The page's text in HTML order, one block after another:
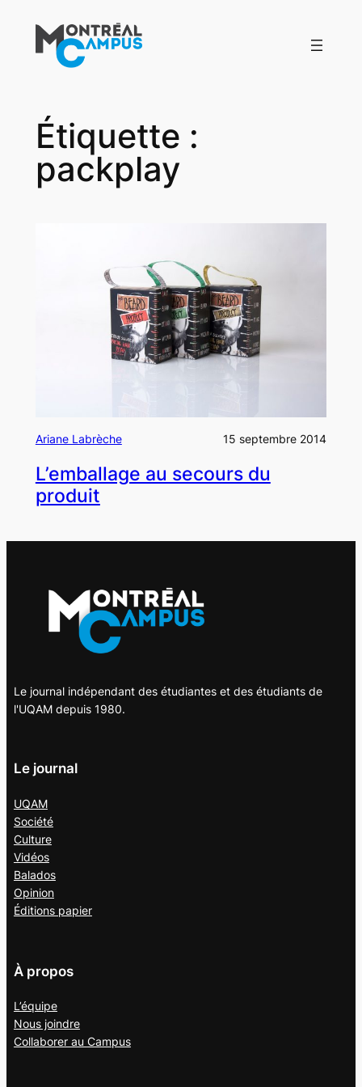
contenu
Étiquette :
packplay
Ariane Labrèche 15 septembre 2014
L’emballage au secours du
produit
Le journal indépendant des étudiantes et des étudiants de
l'UQAM depuis 1980.
Le journal
UQAM
Société
Culture
Vidéos
Balados
Opinion
Éditions papier
À propos
L’équipe
Nous joindre
Collaborer au Campus